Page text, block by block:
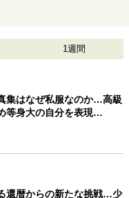
1週間
集はなぜ私服なのか…高級
等身大の自分を表現…
還暦からの新たな挑戦…少